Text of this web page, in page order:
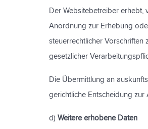
Der Websitebetreiber
Anordnung zur Erhebung
steuerrechtlicher Vorschriften
gesetzlicher
Die Übermittlung an
gerichtliche Entscheidung zur
d) Weitere erhobene Daten